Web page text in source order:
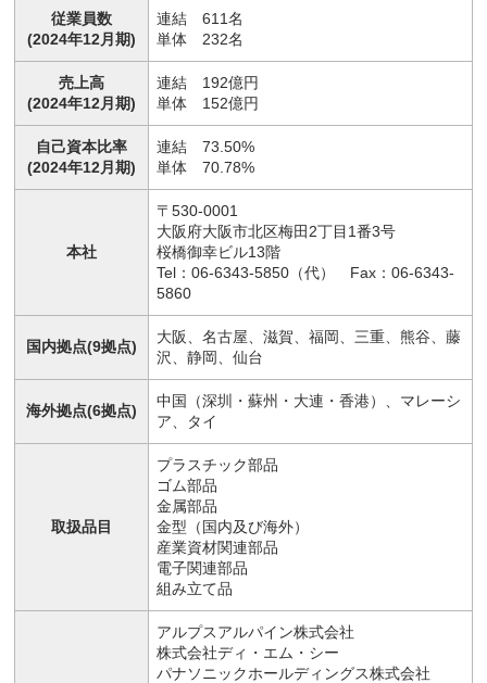
従業員数
(2024年12月期)
連結 611名
単体 232名
売上高
(2024年12月期)
連結 192億円
単体 152億円
自己資本比率
(2024年12月期)
連結 73.50%
単体 70.78%
本社
〒530-0001
大阪府大阪市北区梅田2丁目1番3号
桜橋御幸ビル13階
Tel：06-6343-5850（代） Fax：06-6343-
5860
国内拠点(9拠点)
大阪、名古屋、滋賀、福岡、三重、熊谷、藤
沢、静岡、仙台
海外拠点(6拠点)
中国（深圳・蘇州・大連・香港）、マレーシ
ア、タイ
取扱品目
プラスチック部品
ゴム部品
金属部品
金型（国内及び海外）
産業資材関連部品
電子関連部品
組み立て品
アルプスアルパイン株式会社
株式会社ディ・エム・シー
パナソニックホールディングス株式会社